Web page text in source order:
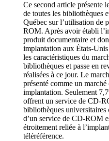
Ce second article présente
de toutes les bibliothèques
Québec sur l’utilisation de
ROM. Après avoir établi
produit documentaire et
implantation aux États-Unis
les caractéristiques du
bibliothèques et passe en
réalisées à ce jour. Le
présenté comme un
implantation. Seulement
offrent un service de CD-
bibliothèques universitaires
d’un service de CD-ROM
étroitement reliée à
téléréférence.